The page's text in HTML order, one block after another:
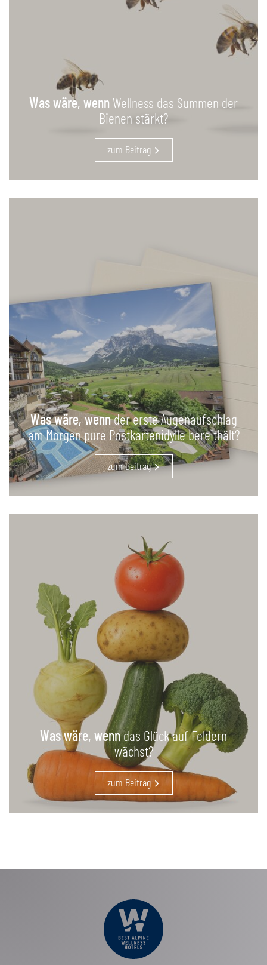
Was wäre, wenn Wellness das Summen der
Bienen stärkt?
zum Beitrag
Was wäre, wennder erste Augenaufschlag
am Morgen pure Postkartenidylle bereithält?
zum Beitrag
Was wäre, wenndas Glück auf Feldern
wächst?
zum Beitrag